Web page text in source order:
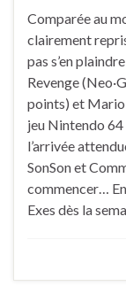
Comparée au
clairement
pas s’en
Revenge
points) et
jeu Nintendo 64
l’arrivée
SonSon et
commencer…
Exes dès la